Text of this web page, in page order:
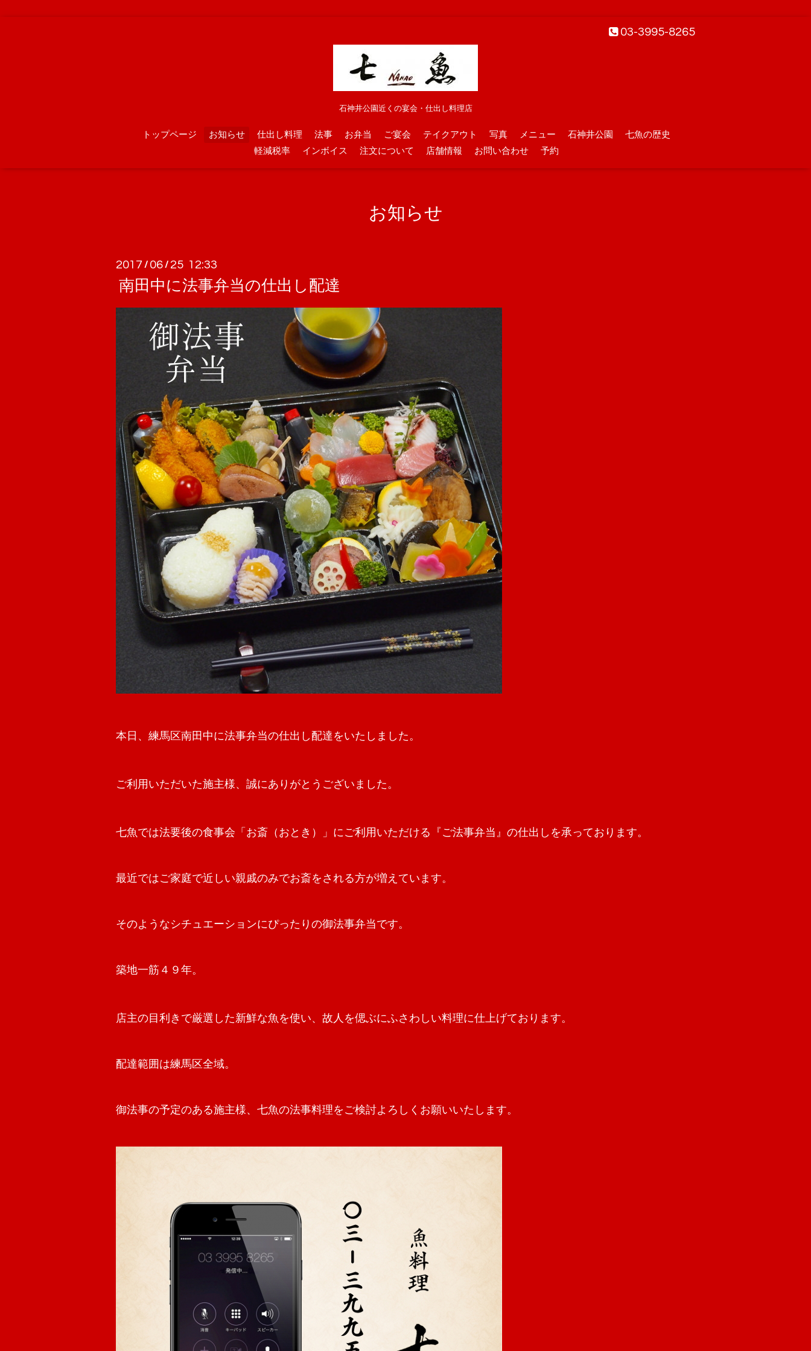
03-3995-8265
石神井公園近くの宴会・仕出し料理店
トップページ お知らせ 仕出し料理 法事 お弁当 ご宴会 テイクアウト 写真 メニュー 石神井公園
七魚の歴史
軽減税率
インボイス 注文について 店舗情報 お問い合わせ 予約
お知らせ
2017 / 06 / 25 12:33
南田中に法事弁当の仕出し配達
本日、練馬区南田中に法事弁当の仕出し配達をいたしました。
ご利用いただいた施主様、誠にありがとうございました。
七魚では法要後の食事会「お斎（おとき）」にご利用いただける『ご法事弁当』の仕出しを承っております。
最近ではご家庭で近しい親戚のみでお斎をされる方が増えています。
そのようなシチュエーションにぴったりの御法事弁当です。
築地一筋４９年。
店主の目利きで厳選した新鮮な魚を使い、故人を偲ぶにふさわしい料理に仕上げております。
配達範囲は練馬区全域。
御法事の予定のある施主様、七魚の法事料理をご検討よろしくお願いいたします。